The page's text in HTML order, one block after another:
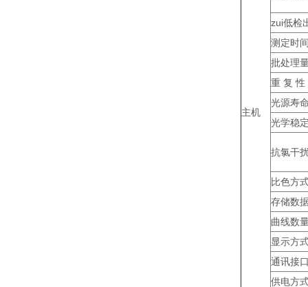
主机
zui低检
测定时
批处理
重 复 性
光源寿
光学稳
抗氯干
比色方
存储数
曲线数
显示方
通讯接
供电方